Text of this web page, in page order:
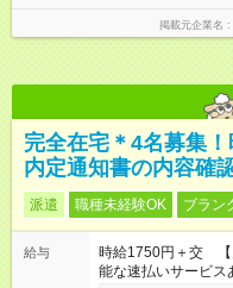
掲載元企業名
完全在宅＊4名募集
内定通知書の内容確
派遣 職種未経験OK ブラン
給与
時給1750円＋交
能な速払いサービス